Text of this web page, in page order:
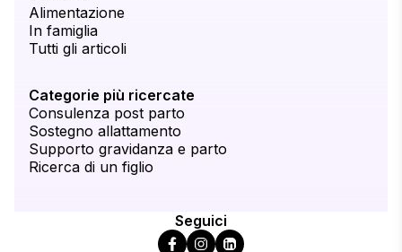
Alimentazione
In famiglia
Tutti gli articoli
Categorie più ricercate
Consulenza post parto
Sostegno allattamento
Supporto gravidanza e parto
Ricerca di un figlio
Seguici